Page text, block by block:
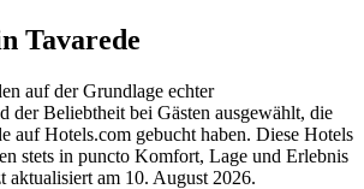
Tavarede
auf der Grundlage echter
der Beliebtheit bei Gästen ausgewählt, die
auf Hotels.com gebucht haben. Diese Hotels
stets in puncto Komfort, Lage und Erlebnis
aktualisiert am 10. August 2026.